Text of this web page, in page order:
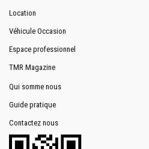
Location
Véhicule Occasion
Espace professionnel
TMR Magazine
Qui somme nous
Guide pratique
Contactez nous